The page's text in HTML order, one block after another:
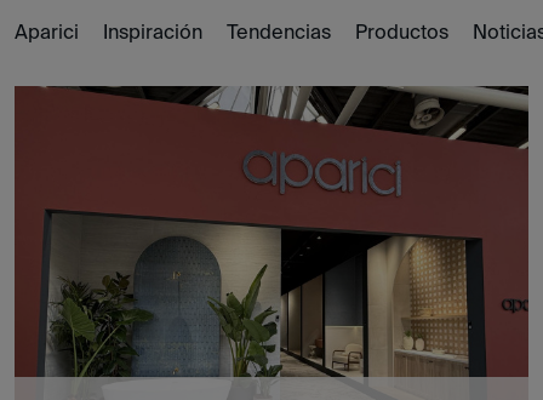
Aparici Inspiración Tendencias Productos